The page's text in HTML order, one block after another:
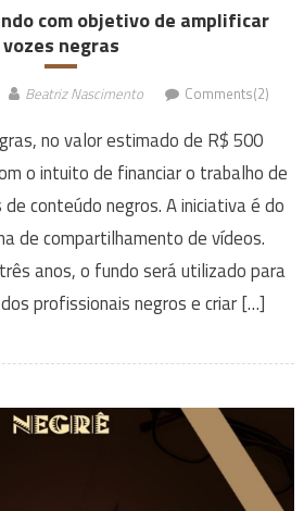
com objetivo de amplificar
vozes negras
Beatriz Nascimento Comments(2)
no valor estimado de R$ 500
o intuito de financiar o trabalho de
conteúdo negros. A iniciativa é do
de compartilhamento de vídeos.
anos, o fundo será utilizado para
profissionais negros e criar […]